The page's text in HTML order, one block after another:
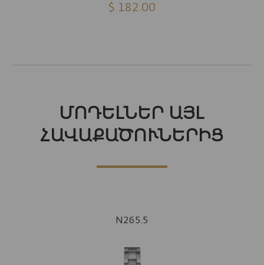
$ 182.00
ՄՈԴԵԼՆԵՐ ԱՅԼ
ՀԱՎԱՔԱԾՈՒՆԵՐԻՑ
N265.5